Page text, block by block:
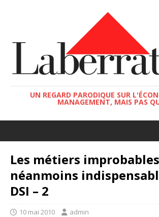
UN REGARD PARODIQUE SUR
MANAGEMENT, MAIS PAS
Les métiers
néanmoins
DSI – 2
10 mai 2010 admin